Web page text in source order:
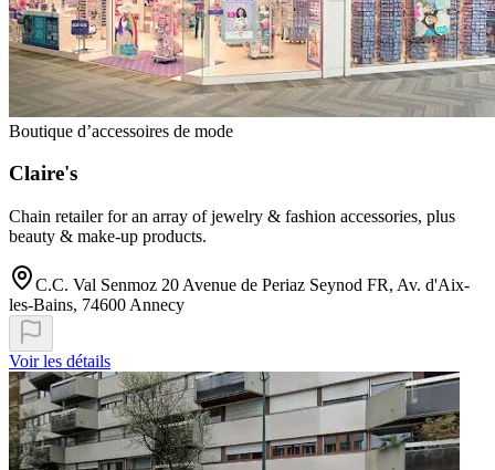
Boutique d’accessoires de mode
Claire's
Chain retailer for an array of jewelry & fashion accessories, plus
beauty & make-up products.
C.C. Val Senmoz 20 Avenue de Periaz Seynod FR, Av. d'Aix-
les-Bains, 74600 Annecy
Voir les détails